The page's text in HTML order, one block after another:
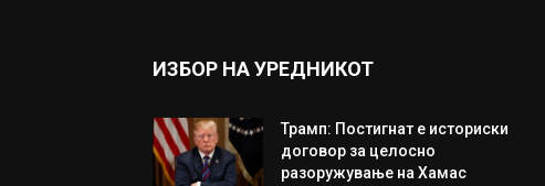
ИЗБОР НА УРЕДНИКОТ
Трамп: Постигнат е историски
договор за целосно
разоружување на Хамас